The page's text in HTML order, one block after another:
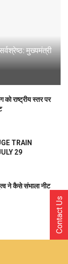
मुख्यमंत्री
राष्ट्रीय स्तर पर
TRAIN
29
ने कैसे संभाला नीट
Contact Us